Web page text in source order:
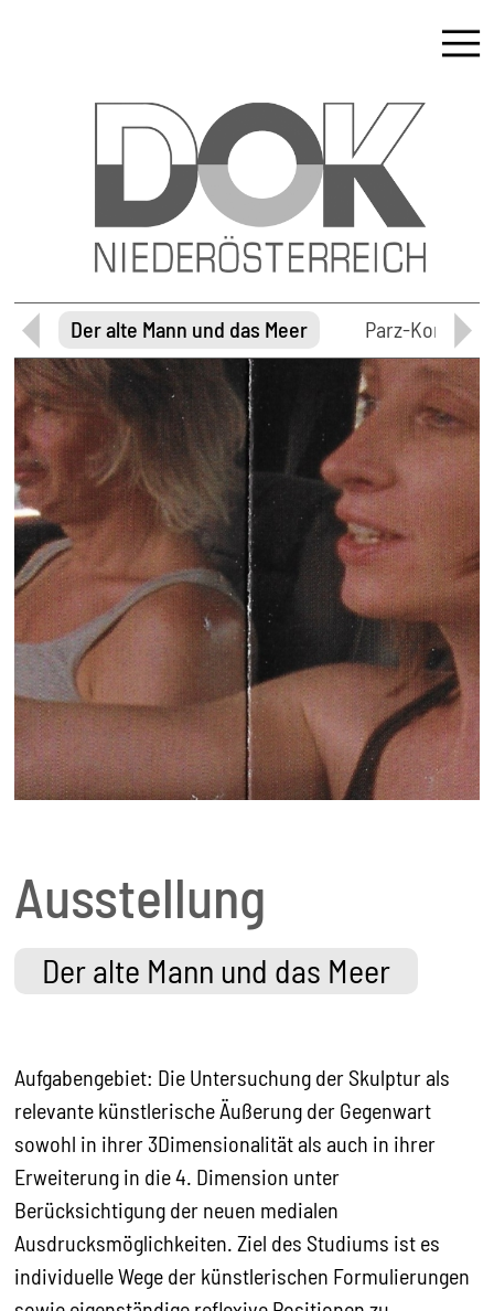
Der alte Mann und das Meer Parz-
Ausstellung
Der alte Mann und das Meer
Aufgabengebiet: Die Untersuchung der Skulptur als
relevante künstlerische Äußerung der Gegenwart
sowohl in ihrer 3Dimensionalität als auch in ihrer
Erweiterung in die 4. Dimension unter
Berücksichtigung der neuen medialen
Ausdrucksmöglichkeiten. Ziel des Studiums ist es
individuelle Wege der künstlerischen Formulierungen